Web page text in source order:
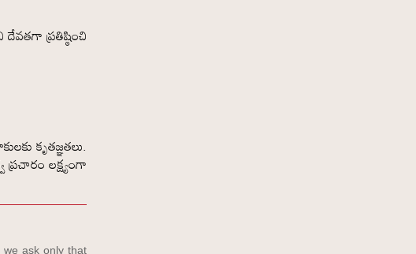
ప్రతిష్ఠించి
కృతజ్ఞతలు.
లక్ష్యంగా
ask only that